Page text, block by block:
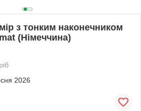
з тонким наконечником
(Німеччина)
2026